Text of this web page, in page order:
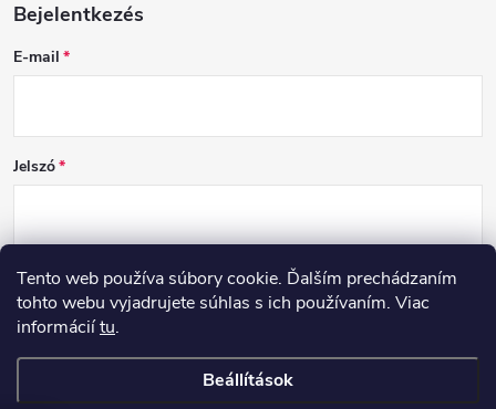
Tento web používa súbory cookie. Ďalším prechádzaním
tohto webu vyjadrujete súhlas s ich používaním. Viac
informáciítu.
Beállítások
Bejelentkezés
E-mail
Jelszó
BEJELENTKEZÉS